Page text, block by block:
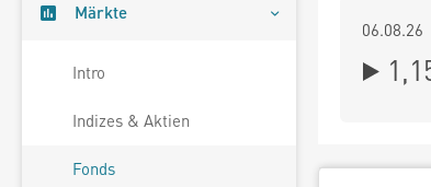
Märkte
Intro
Indizes & Aktien
Fonds
06.08.26